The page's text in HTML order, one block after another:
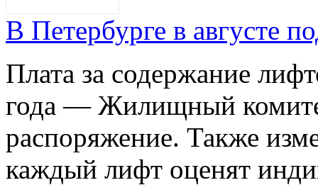
В Петербурге в августе
Плата за содержание
года — Жилищный
распоряжение. Также
каждый лифт оценят